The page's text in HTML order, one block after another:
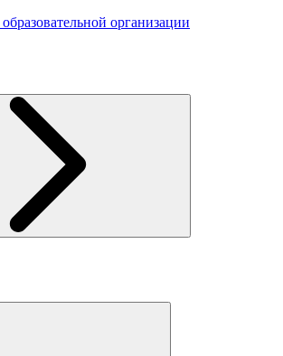
организации